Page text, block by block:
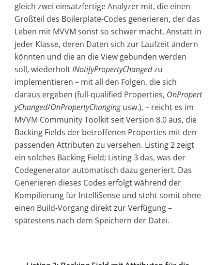
gleich zwei einsatzfertige Analyzer mit, die einen
Großteil des Boilerplate-Codes generieren, der das
Leben mit MVVM sonst so schwer macht. Anstatt in
jeder Klasse, deren Daten sich zur Laufzeit ändern
könnten und die an die View gebunden werden
soll, wiederholtINotifyPropertyChangedzu
implementieren – mit all den Folgen, die sich
daraus ergeben (full-qualified Properties, OnPropert
yChanged/OnPropertyChangingusw.), – reicht es im
MVVM Community Toolkit seit Version 8.0 aus, die
Backing Fields der betroffenen Properties mit den
passenden Attributen zu versehen. Listing 2 zeigt
ein solches Backing Field; Listing 3 das, was der
Codegenerator automatisch dazu generiert. Das
Generieren dieses Codes erfolgt während der
Kompilierung für IntelliSense und steht somit ohne
einen Build-Vorgang direkt zur Verfügung –
spätestens nach dem Speichern der Datei.